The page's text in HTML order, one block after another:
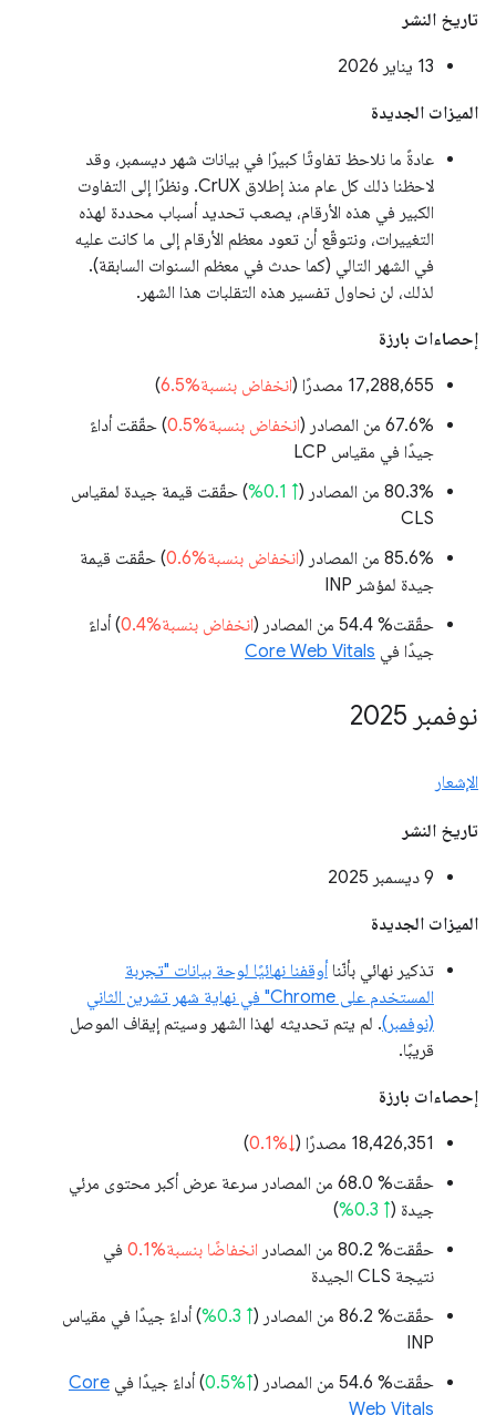
تاريخ النشر
‫13 يناير 2026
الميزات الجديدة
عادةً ما نلاحظ تفاوتًا كبيرًا في بيانات شهر ديسمبر، وقد
لاحظنا ذلك كل عام منذ إطلاق CrUX. ونظرًا إلى التفاوت
الكبير في هذه الأرقام، يصعب تحديد أسباب محددة لهذه
التغييرات، ونتوقّع أن تعود معظم الأرقام إلى ما كانت عليه
في الشهر التالي (كما حدث في معظم السنوات السابقة).
لذلك، لن نحاول تفسير هذه التقلبات هذا الشهر.
إحصاءات بارزة
‫17,288,655 مصدرًا ( انخفاض بنسبة%6.5
)
‫67.6% من المصادر (
انخفاض بنسبة%0.5
) حقّقت أداءً
جيدًا في مقياس LCP
‫80.3% من المصادر (
↑ 0.1%
) حقّقت قيمة جيدة لمقياس
CLS
‫85.6% من المصادر (
انخفاض بنسبة%0.6
) حقّقت قيمة
جيدة لمؤشر INP
حقّقت% 54.4 من المصادر (
انخفاض بنسبة%0.4
) أداءً
جيدًا في Core Web Vitals
نوفمبر 2025
الإشعار
تاريخ النشر
‫9 ديسمبر 2025
الميزات الجديدة
تذكير نهائي بأنّنا أوقفنا نهائيًا لوحة بيانات "تجربة
المستخدم على Chrome" في نهاية شهر تشرين الثاني
(نوفمبر). لم يتم تحديثه لهذا الشهر وسيتم إيقاف الموصل
قريبًا.
إحصاءات بارزة
‫18,426,351 مصدرًا ( ↓%0.1
)
حقّقت% 68.0 من المصادر سرعة عرض أكبر محتوى مرئي
جيدة (↑ 0.3%
)
حقّقت% 80.2 من المصادر
انخفاضًا بنسبة%0.1
في
نتيجة CLS الجيدة
حقّقت% 86.2 من المصادر (
↑ 0.3%
) أداءً جيدًا في مقياس
INP
حقّقت% 54.6 من المصادر (
↑%0.5 ) أداءً جيدًا في Core
Web Vitals